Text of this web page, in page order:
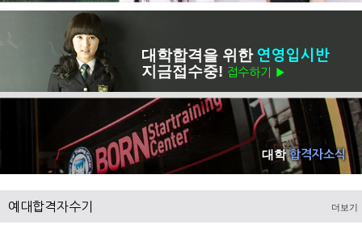
대학합격을 위한연영입시반
지금접수중! 접수하기 ▶
대학합격자소식
예대합격자수기 더보기